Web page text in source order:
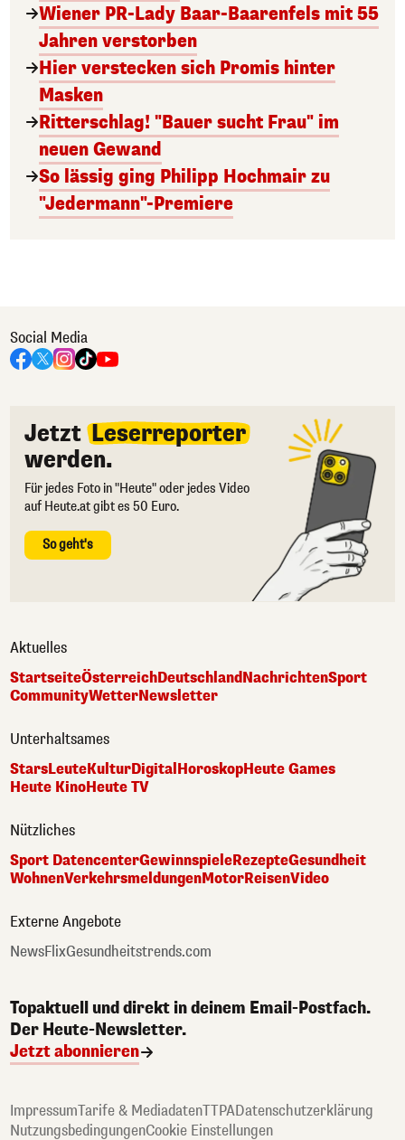
Wiener PR-Lady Baar-Baarenfels mit 55
Jahren verstorben
Hier verstecken sich Promis hinter
Masken
Ritterschlag! "Bauer sucht Frau" im
neuen Gewand
So lässig ging Philipp Hochmair zu
"Jedermann"-Premiere
Social Media
Jetzt Leserreporter
werden.
Für jedes Foto in "Heute" oder jedes Video
auf Heute.at gibt es 50 Euro.
So geht's
Aktuelles
StartseiteÖsterreichDeutschlandNachrichtenSport
CommunityWetterNewsletter
Unterhaltsames
StarsLeuteKulturDigitalHoroskopHeute Games
Heute KinoHeute TV
Nützliches
Sport DatencenterGewinnspieleRezepteGesundheit
WohnenVerkehrsmeldungenMotorReisenVideo
Externe Angebote
NewsFlixGesundheitstrends.com
Topaktuell und direkt in deinem Email-Postfach.
Der Heute-Newsletter.
Jetzt abonnieren
ImpressumTarife & MediadatenTTPADatenschutzerklärung
NutzungsbedingungenCookie Einstellungen